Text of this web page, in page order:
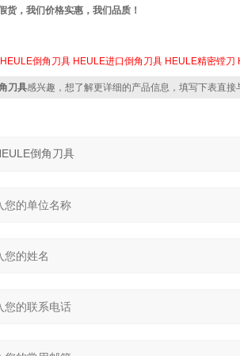
货，我们价格实惠，我们品质！
HEULE倒角刀具 HEULE进口倒角刀具 HEULE精密镗刀
刀具感兴趣，想了解更详细的产品信息，填写下表直接